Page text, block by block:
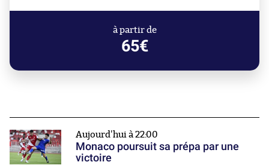
à partir de
65€
Aujourd'hui à 22:00
Monaco poursuit sa prépa par une
victoire